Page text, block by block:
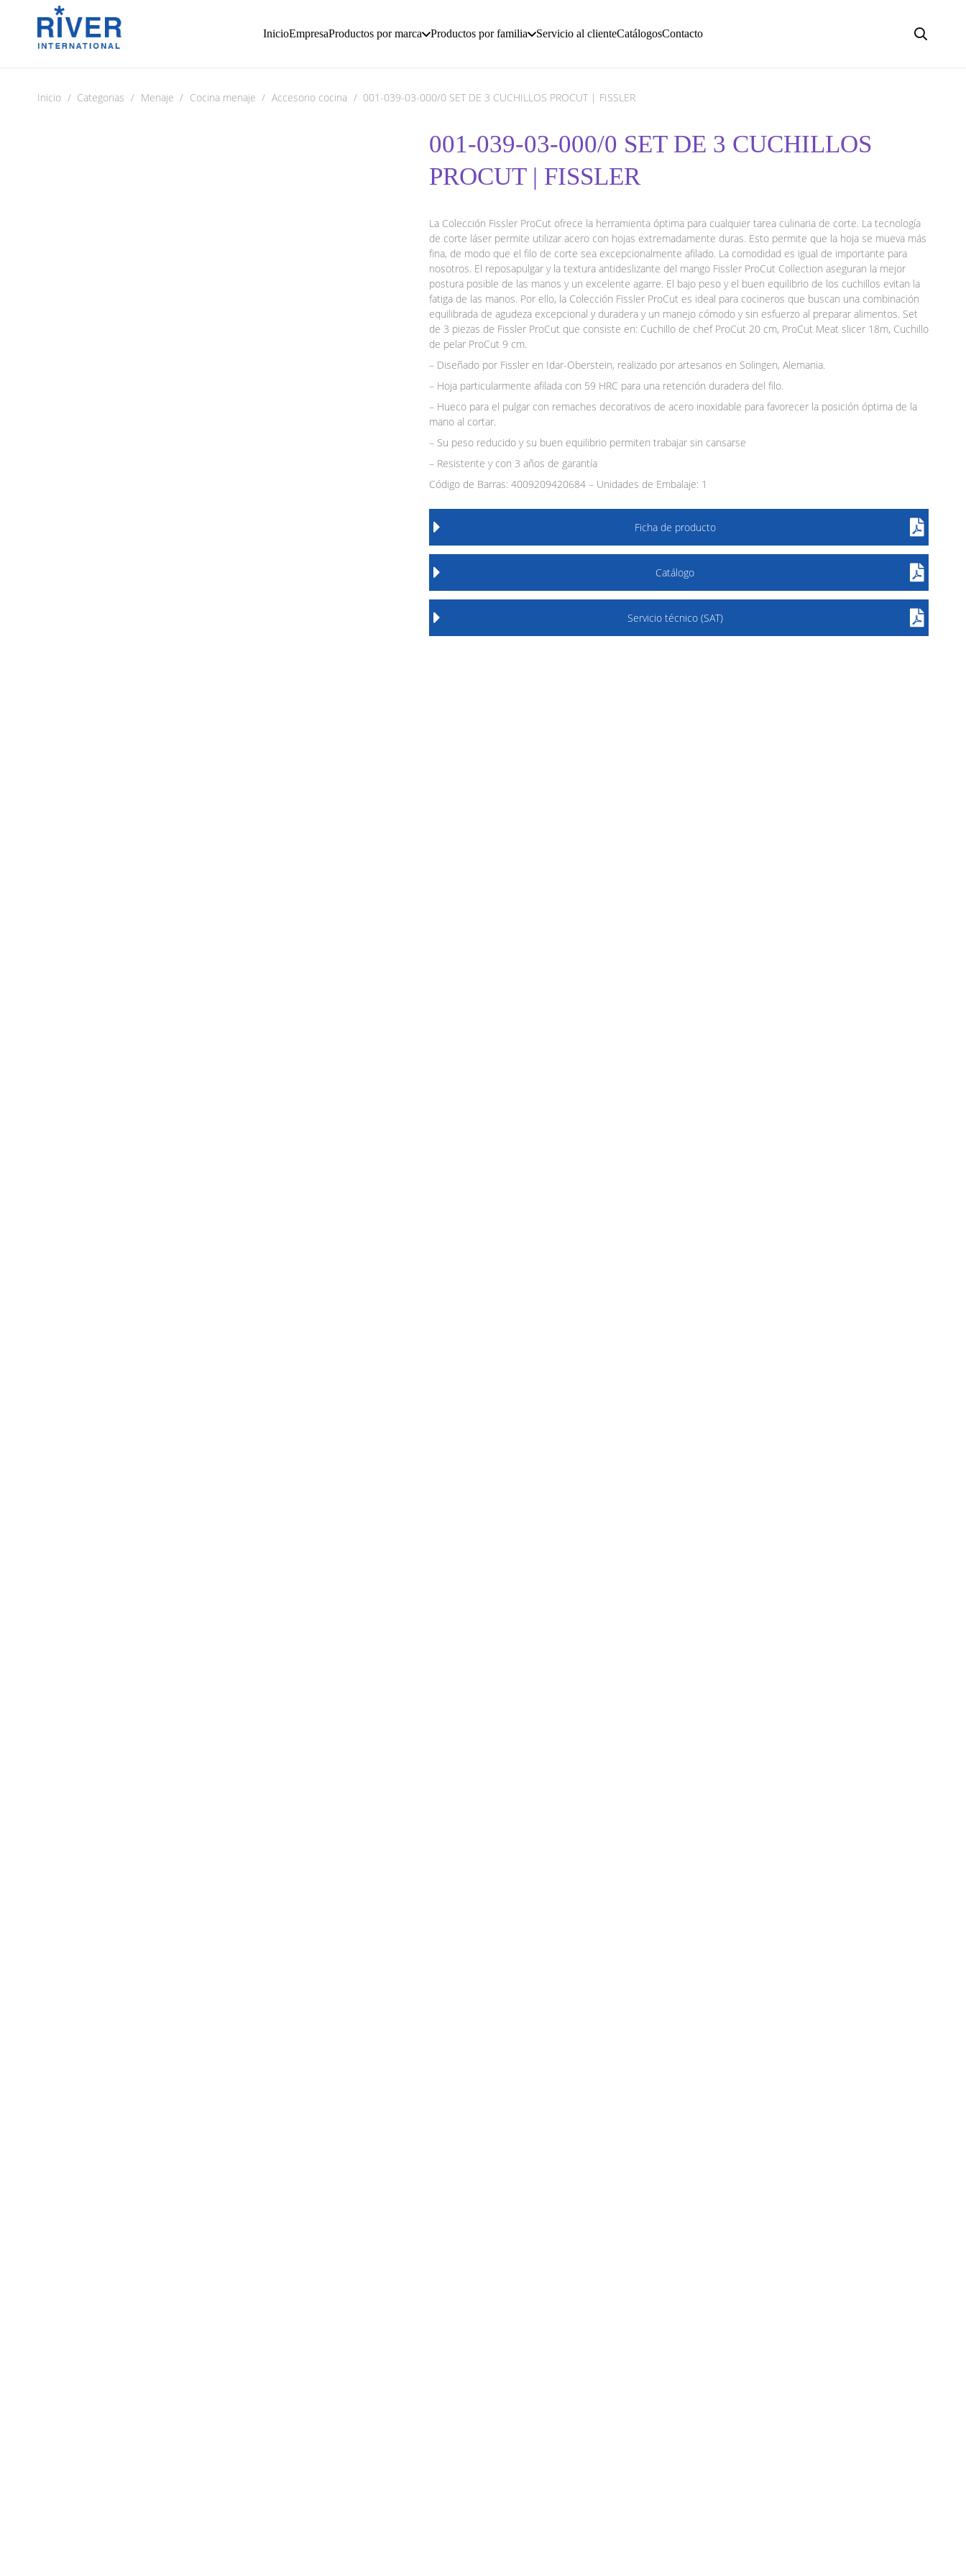
InicioEmpresaProductos por marca Productos por familia Servicio al clienteCatálogosContacto
Inicio / Categorias / Menaje / Cocina menaje / Accesorio cocina / 001-039-03-000/0 SET DE 3 CUCHILLOS PROCUT | FISSLER
001-039-03-000/0 SET DE 3 CUCHILLOS
PROCUT | FISSLER
La Colección Fissler ProCut ofrece la herramienta óptima para cualquier tarea culinaria de corte. La tecnología
de corte láser permite utilizar acero con hojas extremadamente duras. Esto permite que la hoja se mueva más
fina, de modo que el filo de corte sea excepcionalmente afilado. La comodidad es igual de importante para
nosotros. El reposapulgar y la textura antideslizante del mango Fissler ProCut Collection aseguran la mejor
postura posible de las manos y un excelente agarre. El bajo peso y el buen equilibrio de los cuchillos evitan la
fatiga de las manos. Por ello, la Colección Fissler ProCut es ideal para cocineros que buscan una combinación
equilibrada de agudeza excepcional y duradera y un manejo cómodo y sin esfuerzo al preparar alimentos. Set
de 3 piezas de Fissler ProCut que consiste en: Cuchillo de chef ProCut 20 cm, ProCut Meat slicer 18m, Cuchillo
de pelar ProCut 9 cm.
– Diseñado por Fissler en Idar-Oberstein, realizado por artesanos en Solingen, Alemania.
– Hoja particularmente afilada con 59 HRC para una retención duradera del filo.
– Hueco para el pulgar con remaches decorativos de acero inoxidable para favorecer la posición óptima de la
mano al cortar.
– Su peso reducido y su buen equilibrio permiten trabajar sin cansarse
– Resistente y con 3 años de garantía
Código de Barras: 4009209420684 – Unidades de Embalaje: 1
Ficha de producto
Catálogo
Servicio técnico (SAT)